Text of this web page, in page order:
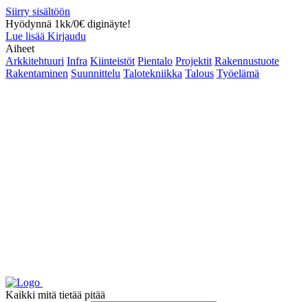
Siirry sisältöön
Hyödynnä 1kk/0€ diginäyte!
Lue lisää Kirjaudu
Aiheet
Arkkitehtuuri Infra Kiinteistöt Pientalo Projektit Rakennustuote
Rakentaminen Suunnittelu Talotekniikka Talous Työelämä
Kaikki mitä tietää pitää